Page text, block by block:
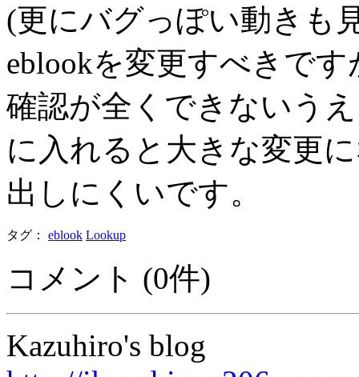
(更にバグっぽい動きも
eblookを変更すべきで
確認が全くできないう
に入れると大きな変更
出しにくいです。
タグ： eblook Lookup
コメント (0件)
Kazuhiro's blog